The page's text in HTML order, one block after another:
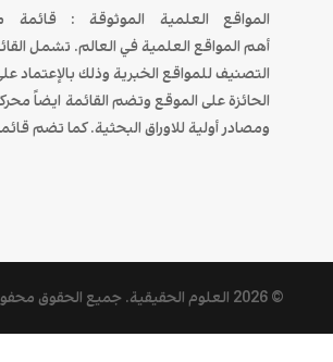
المواقع العلمية الموثوقة : قائمة
أهم المواقع العلمية في العالم. تشمل
التصنيف للمواقع الخبرية وذلك بالإعتماد
الحائزة على الموقع وتضم القائمة ايضاً
ومصادر أولية للاوراق البحثية. كما تضم
© 2026 العلوم الحقيقية. جميع الحقوق